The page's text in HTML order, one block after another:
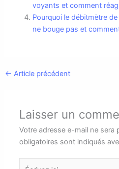
voyants et comment
Pourquoi le débitmètre
ne bouge pas et
← Article précédent
Laisser un
Votre adresse e-mail ne sera
obligatoires sont indiqués
Écrivez